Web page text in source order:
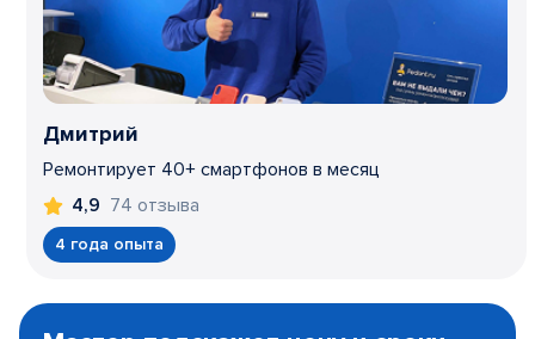
Дмитрий
Ремонтирует 40+ смартфонов в месяц
4,9 74 отзыва
4 года опыта
1